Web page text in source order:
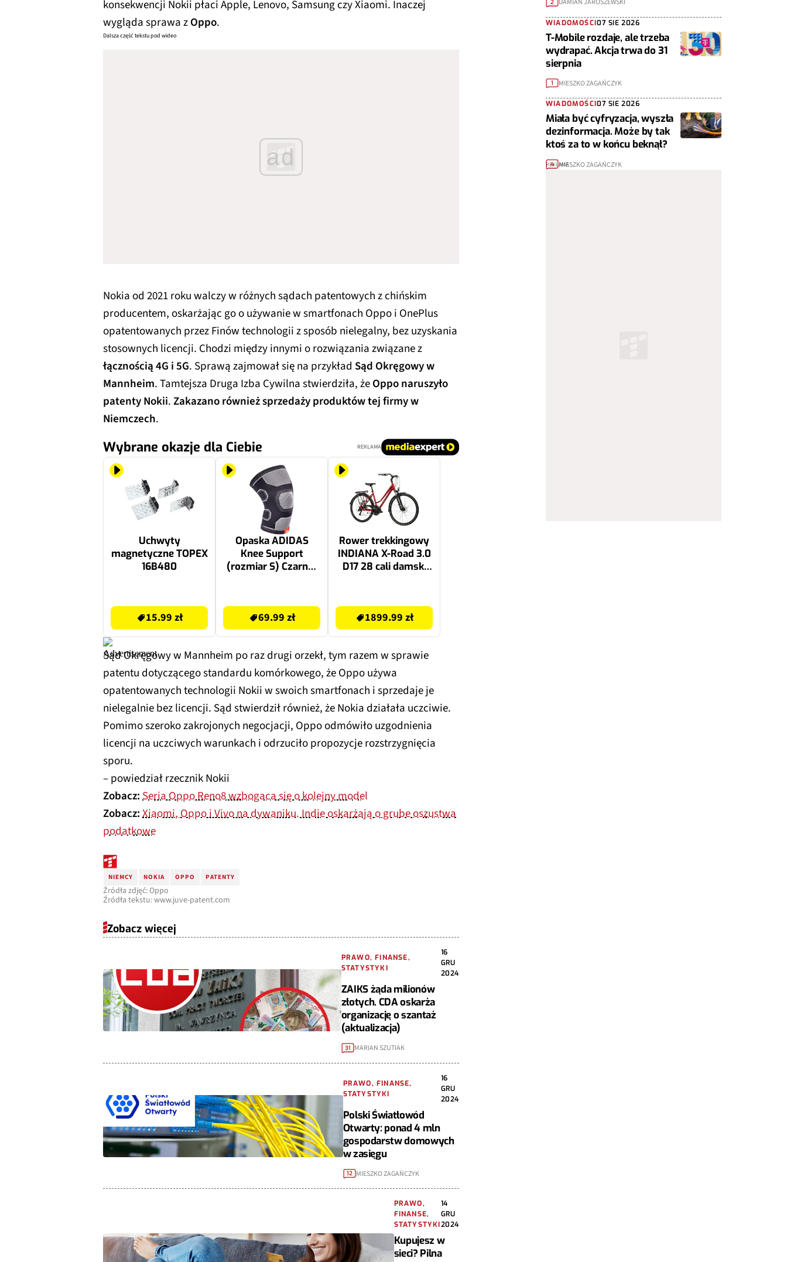
konsekwencji Nokii płaci Apple, Lenovo, Samsung czy Xiaomi. Inaczej
wygląda sprawa zOppo.
Dalsza część tekstu pod wideo
ad
Nokia od 2021 roku walczy w różnych sądach patentowych z chińskim
producentem, oskarżając go o używanie w smartfonach Oppo i OnePlus
opatentowanych przez Finów technologii z sposób nielegalny, bez uzyskania
stosownych licencji. Chodzi między innymi o rozwiązania związane z
łącznością 4G i 5G. Sprawą zajmował się na przykład Sąd Okręgowy w
Mannheim. Tamtejsza Druga Izba Cywilna stwierdziła, żeOppo naruszyło
patenty Nokii.Zakazano również sprzedaży produktów tej firmy w
Niemczech.
Wybrane okazje dla Ciebie REKLAMA
Uchwyty
magnetyczne TOPEX
16B480
15.99 zł
Opaska ADIDAS
Knee Support
(rozmiar S) Czarno-
69.99 zł
Rower trekkingowy
INDIANA X-Road 3.0
D17 28 cali damski
1899.99 zł
Sąd Okręgowy w Mannheim po raz drugi orzekł, tym razem w sprawie
patentu dotyczącego standardu komórkowego, że Oppo używa
opatentowanych technologii Nokii w swoich smartfonach i sprzedaje je
nielegalnie bez licencji. Sąd stwierdził również, że Nokia działała uczciwie.
Pomimo szeroko zakrojonych negocjacji, Oppo odmówiło uzgodnienia
licencji na uczciwych warunkach i odrzuciło propozycje rozstrzygnięcia
sporu.
– powiedział rzecznik Nokii
Zobacz:Seria Oppo Reno8 wzbogaca się o kolejny model
Zobacz:Xiaomi, Oppo i Vivo na dywaniku. Indie oskarżają o grube oszustwa
podatkowe
NIEMCY NOKIA OPPO PATENTY
Źródła zdjęć: Oppo
Źródła tekstu: www.juve-patent.com
Zobacz więcej
PRAWO, FINANSE,
STATYSTYKI
16
GRU
2024
ZAIKS żąda milionów
złotych. CDA oskarża
organizację o szantaż
(aktualizacja)
31 MARIAN SZUTIAK
PRAWO, FINANSE,
STATYSTYKI
16
GRU
2024
Polski Światłowód
Otwarty: ponad 4 mln
gospodarstw domowych
w zasięgu
12 MIESZKO ZAGAŃCZYK
PRAWO,
FINANSE,
STATYSTYKI
14
GRU
2024
Kupujesz w
sieci? Pilna
2 DAMIAN JAROSZEWSKI
WIADOMOŚCI07 SIE 2026
T-Mobile rozdaje, ale trzeba
wydrapać. Akcja trwa do 31
sierpnia
1 MIESZKO ZAGAŃCZYK
WIADOMOŚCI07 SIE 2026
Miała być cyfryzacja, wyszła
dezinformacja. Może by tak
ktoś za to w końcu beknął?
4 MIESZKO ZAGAŃCZYK